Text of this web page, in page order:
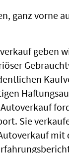
ganz vorne
geben
Sie
mit